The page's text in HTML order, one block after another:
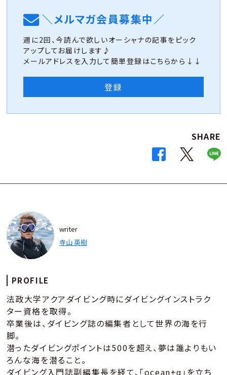
＼メルマガ会員募集中／
週に2回、今読んで欲しいオーシャナの記事をピック
アップしてお届けします♪
メールアドレスを入力して簡単登録はこちらから↓↓
登録
SHARE
writer
寺山 英樹
PROFILE
法政大学アクアダイビング時にダイビングインストラク
ター資格を取得。
卒業後は、ダイビング誌の編集者として世界の海を行
脚。
潜ったダイビングポイントは500を超え、夢は誰よりもい
ろんな海を潜ること。
ダイビング入門誌副編集長を経て、「ocean+α」を立ち